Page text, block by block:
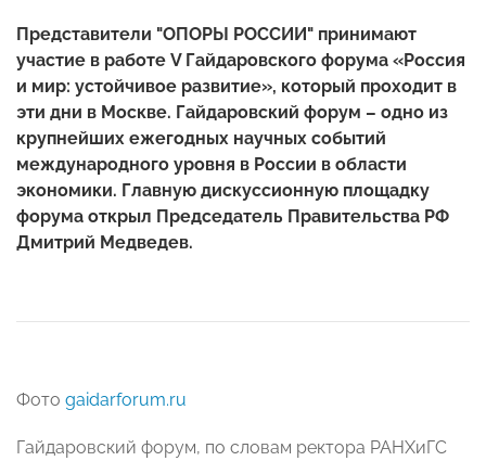
Представители "ОПОРЫ РОССИИ" принимают
участие в работе V Гайдаровского форума «Россия
и мир: устойчивое развитие», который проходит в
эти дни в Москве. Гайдаровский форум – одно из
крупнейших ежегодных научных событий
международного уровня в России в области
экономики. Главную дискуссионную площадку
форума открыл Председатель Правительства РФ
Дмитрий Медведев.
Фото gaidarforum.ru
Гайдаровский форум, по словам ректора РАНХиГС